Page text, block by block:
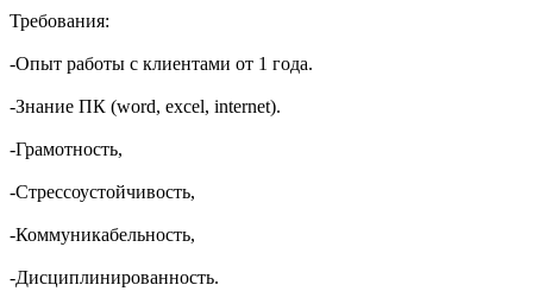
Требования:
-Опыт работы с клиентами от 1 года.
-Знание ПК (word, excel, internet).
-Грамотность,
-Стрессоустойчивость,
-Коммуникабельность,
-Дисциплинированность.